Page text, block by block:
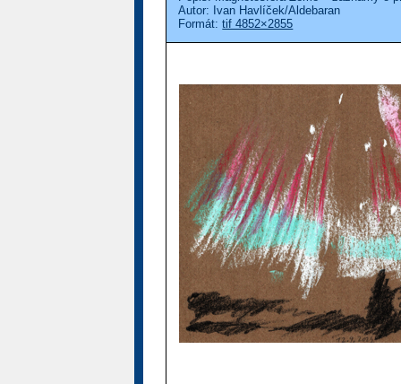
Autor: Ivan Havlíček/Aldebaran
Formát:tif 4852×2855